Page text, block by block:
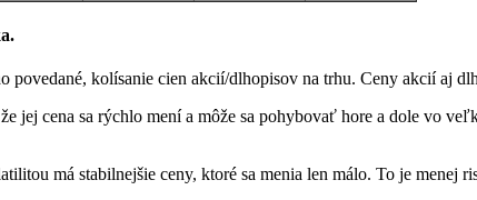
kolísanie cien akcií/dlhopisov na trhu. Ceny akcií aj
jej cena sa rýchlo mení a môže sa pohybovať hore a dole vo
má stabilnejšie ceny, ktoré sa menia len málo. To je menej